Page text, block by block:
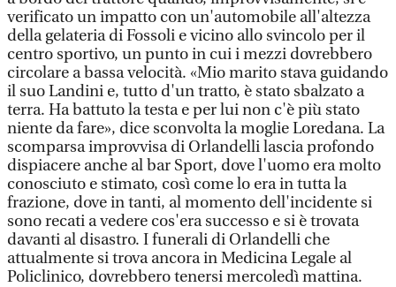
verificato un impatto con un'automobile all'altezza
della gelateria di Fossoli e vicino allo svincolo per il
centro sportivo, un punto in cui i mezzi dovrebbero
circolare a bassa velocità. «Mio marito stava guidando
il suo Landini e, tutto d'un tratto, è stato sbalzato a
terra. Ha battuto la testa e per lui non c'è più stato
niente da fare», dice sconvolta la moglie Loredana. La
scomparsa improvvisa di Orlandelli lascia profondo
dispiacere anche al bar Sport, dove l'uomo era molto
conosciuto e stimato, così come lo era in tutta la
frazione, dove in tanti, al momento dell'incidente si
sono recati a vedere cos'era successo e si è trovata
davanti al disastro. I funerali di Orlandelli che
attualmente si trova ancora in Medicina Legale al
Policlinico, dovrebbero tenersi mercoledì mattina.